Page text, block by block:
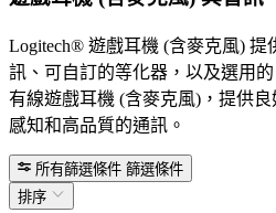
Logitech® 遊戲耳機 (含麥克風) 提
訊、可自訂的等化器，以及選用
有線遊戲耳機 (含麥克風)，提供
感知和高品質的通訊。
所有篩選條件 篩選條件
排序